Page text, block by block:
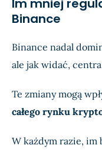
Im mniej
Binance
Binance nadal
ale jak widać,
Te zmiany mogą
całego rynku
W każdym razie, im